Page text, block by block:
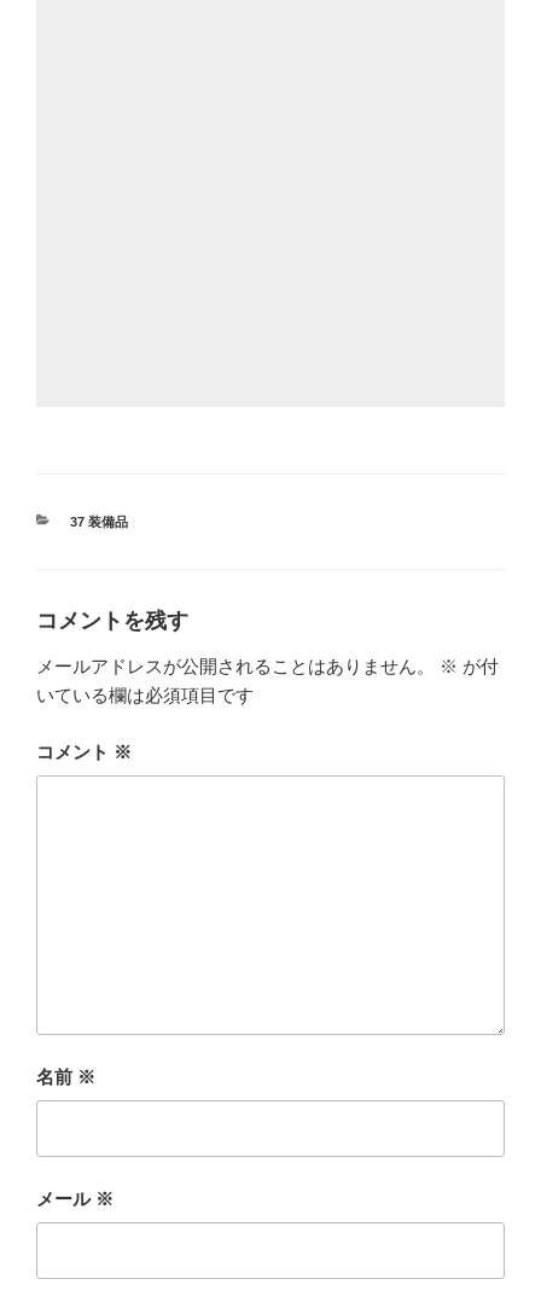
カ
37 装備品
コメントを残す
メールアドレスが公開されることはありません。 ※ が付
いている欄は必須項目です
コメント ※
名前 ※
メール ※